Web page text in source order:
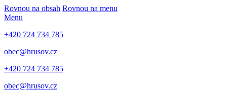
Rovnou na obsah Rovnou na menu
Menu
+420 724 734 785
obec@hrusov.cz
+420 724 734 785
obec@hrusov.cz